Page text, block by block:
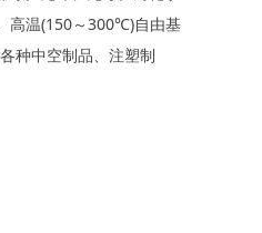
高温(150～300℃)自由基
种中空制品、注塑制